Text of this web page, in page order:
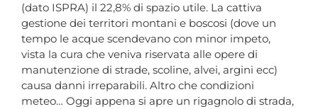
(dato ISPRA) il 22,8% di spazio utile. La cattiva
gestione dei territori montani e boscosi (dove un
tempo le acque scendevano con minor impeto,
vista la cura che veniva riservata alle opere di
manutenzione di strade, scoline, alvei, argini ecc)
causa danni irreparabili. Altro che condizioni
meteo… Oggi appena si apre un rigagnolo di strada,